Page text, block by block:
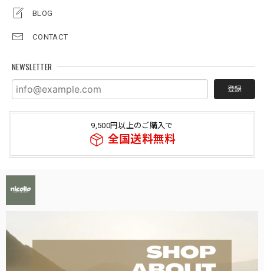
BLOG
CONTACT
NEWSLETTER
登録
9,500円以上のご購入で
全国送料無料